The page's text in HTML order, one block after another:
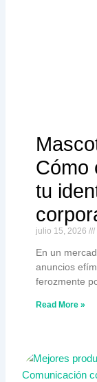
Cómo
tu
julio 15, 2026
En un
anuncios
ferozmente
Read More »